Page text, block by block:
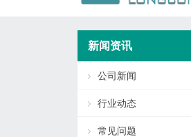
新闻资讯
公司新闻
行业动态
常见问题